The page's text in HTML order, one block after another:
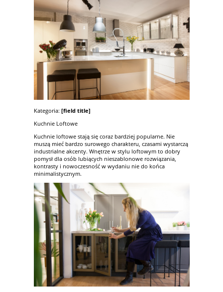
Kategoria: [field title]
Kuchnie Loftowe
Kuchnie loftowe stają się coraz bardziej popularne. Nie
muszą mieć bardzo surowego charakteru, czasami wystarczą
industrialne akcenty. Wnętrze w stylu loftowym to dobry
pomysł dla osób lubiących nieszablonowe rozwiązania,
kontrasty i nowoczesność w wydaniu nie do końca
minimalistycznym.